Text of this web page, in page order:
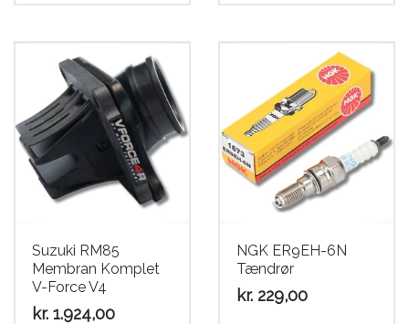
Suzuki RM85
Membran Komplet
V-Force V4
kr. 1.924,00
NGK ER9EH-6N
Tændrør
kr. 229,00